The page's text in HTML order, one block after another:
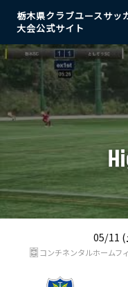
栃木県クラブユースサッ
大会公式サイト
05/11 (
コンチネンタルホームフ